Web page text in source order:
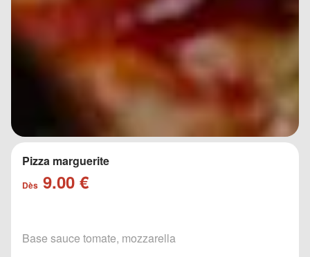
Pizza marguerite
Dès 9.00 €
Base sauce tomate, mozzarella